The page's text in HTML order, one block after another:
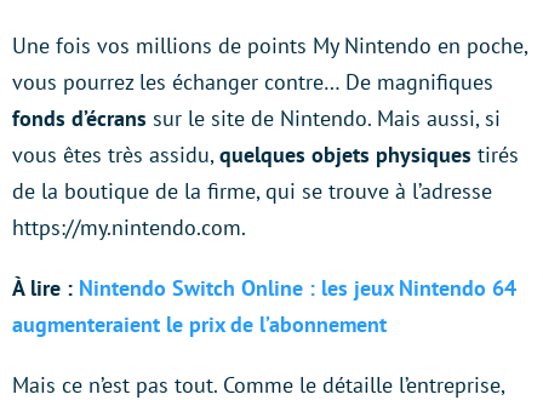
Une fois vos millions de points My Nintendo en poche,
vous pourrez les échanger contre… De magnifiques
fonds d’écrans sur le site de Nintendo. Mais aussi, si
vous êtes très assidu, quelques objets physiques tirés
de la boutique de la firme, qui se trouve à l’adresse
https://my.nintendo.com.
À lire : Nintendo Switch Online : les jeux Nintendo 64
augmenteraient le prix de l’abonnement
Mais ce n’est pas tout. Comme le détaille l’entreprise,